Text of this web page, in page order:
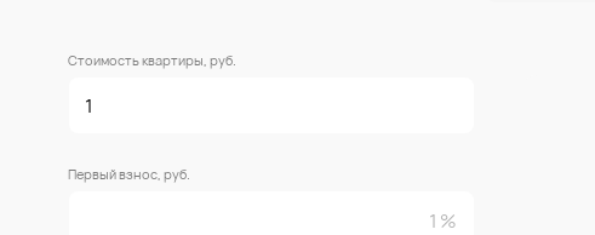
Стоимость квартиры, руб.
Первый взнос, руб.